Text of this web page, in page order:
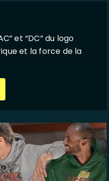
et “DC” du logo
et la force de la